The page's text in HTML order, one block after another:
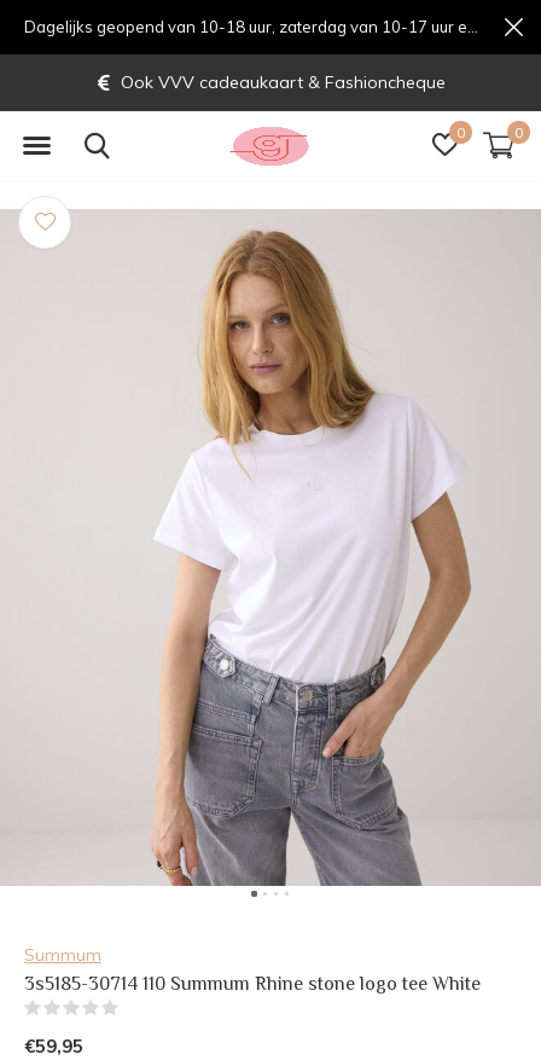
0 0
Ook VVV cadeaukaart & Fashioncheque
Summum
3s5185-30714 110 Summum Rhine stone logo tee White
€59,95